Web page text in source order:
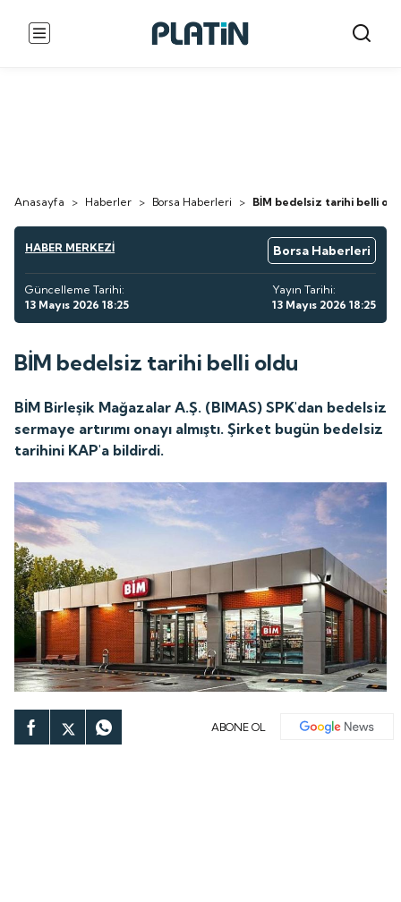
Anasayfa > Haberler > Borsa Haberleri > BİM bedelsiz tarihi belli
HABER MERKEZİ Borsa Haberleri
Güncelleme Tarihi:
13 Mayıs 2026 18:25
Yayın Tarihi:
13 Mayıs 2026 18:25
BİM bedelsiz tarihi belli oldu
BİM Birleşik Mağazalar A.Ş. (BIMAS) SPK'dan bedelsiz
sermaye artırımı onayı almıştı. Şirket bugün bedelsiz
tarihini KAP'a bildirdi.
ABONE OL